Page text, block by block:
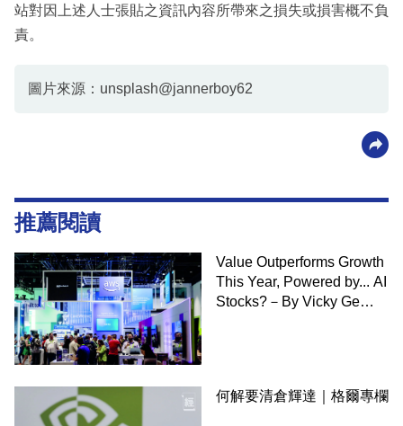
站對因上述人士張貼之資訊內容所帶來之損失或損害概不負
責。
圖片來源：unsplash@jannerboy62
推薦閱讀
Value Outperforms Growth
This Year, Powered by... AI
Stocks?－By Vicky Ge
何解要清倉輝達｜格爾專欄